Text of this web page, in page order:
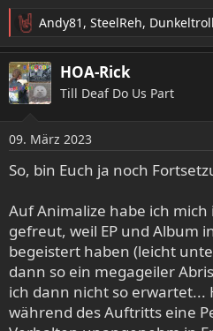
R
e
a
k
t
n
e
n
Andy81 , SteelReh, Dunkeltroll
HOA-Rick
Till Deaf Do Us Part
09. März 2023
So, bin Euch ja noch
Auf Animalize habe ich
gefreut, weil EP und Album
begeistert haben (leicht
dann so ein megageiler
ich dann nicht so erwartet...
während des Auftritts eine